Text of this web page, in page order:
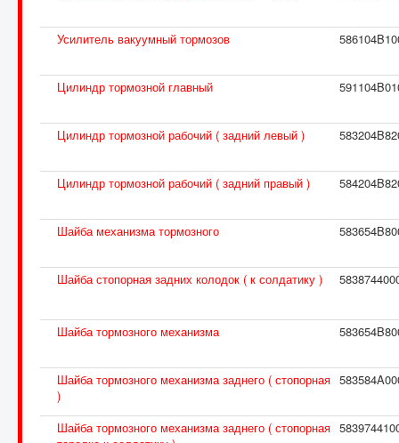
Усилитель вакуумный тормозов
Цилиндр тормозной главный
Цилиндр тормозной рабочий ( задний левый )
Цилиндр тормозной рабочий ( задний правый )
Шайба механизма тормозного
Шайба стопорная задних колодок ( к солдатику )
Шайба тормозного механизма
Шайба тормозного механизма заднего ( стопорная
)
Шайба тормозного механизма заднего ( стопорная